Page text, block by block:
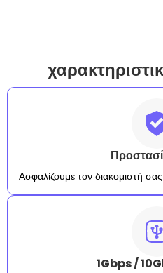
Ασφαλίζουμε τον διακομιστή
1Gbps /